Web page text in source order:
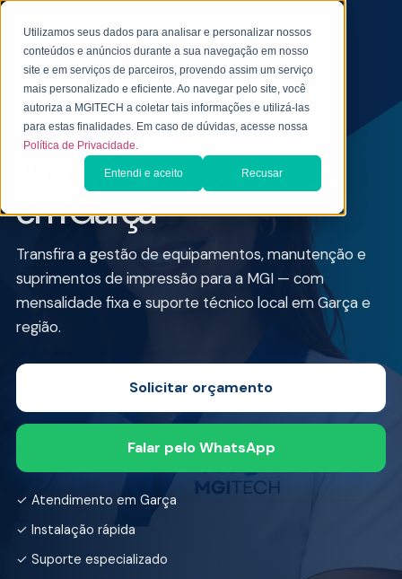
Utilizamos seus dados para analisar e personalizar nossos
conteúdos e anúncios durante a sua navegação em nosso
site e em serviços de parceiros, provendo assim um serviço
mais personalizado e eficiente. Ao navegar pelo site, você
autoriza a MGITECH a coletar tais informações e utilizá-las
para estas finalidades. Em caso de dúvidas, acesse nossa
Política de Privacidade.
Entendi e aceito Recusar
ALUGUEL DE IMPRESSORA PARA EMPRESAS
Aluguel de Impressoras
em Garça
Transfira a gestão de equipamentos, manutenção e
suprimentos de impressão para a MGI — com
mensalidade fixa e suporte técnico local em Garça e
região.
Solicitar orçamento
Falar pelo WhatsApp
✓ Atendimento em Garça
✓ Instalação rápida
✓ Suporte especializado